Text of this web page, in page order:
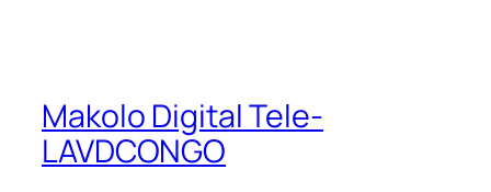
Makolo Digital Tele-
LAVDCONGO